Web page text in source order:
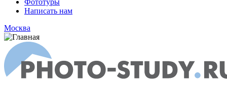
Фототуры
Написать нам
Москва